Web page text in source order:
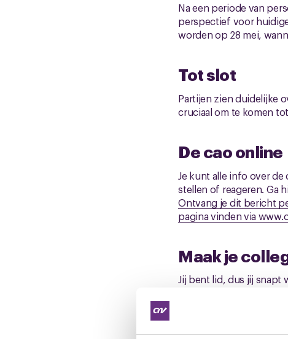
Na een periode van
perspectief voor
worden op 28 mei,
Tot slot
Partijen zien duidelijke
cruciaal om te komen
De cao online
Je kunt alle info over
stellen of reageren. Ga
Ontvang je dit bericht
pagina vinden via
Maak je
Jij bent lid, dus jij snapt